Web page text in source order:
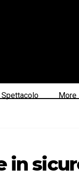
Spettacolo More
in